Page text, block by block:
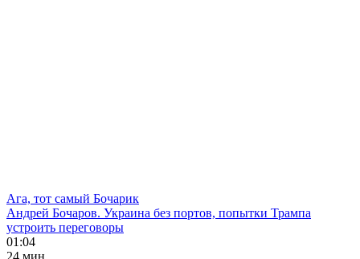
Ага, тот самый Бочарик
Андрей Бочаров. Украина без портов, попытки Трампа
устроить переговоры
01:04
24 мин